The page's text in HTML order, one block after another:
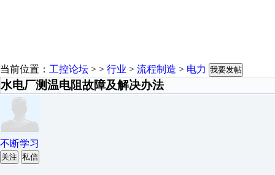
当前位置： 工控论坛 > > 行业 > 流程制造 > 电力 我要发帖
水电厂测温电阻故障及解决办法
不断学习
关注 私信